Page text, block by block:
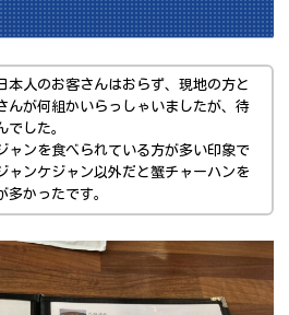
本人のお客さんはおらず、現地の方と
んが何組かいらっしゃいましたが、待
でした。
ャンを食べられている方が多い印象で
ャンケジャン以外だと蟹チャーハンを
多かったです。